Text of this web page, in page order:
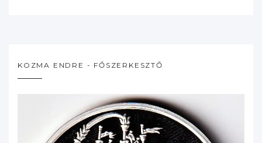
KOZMA ENDRE - FŐSZERKESZTŐ